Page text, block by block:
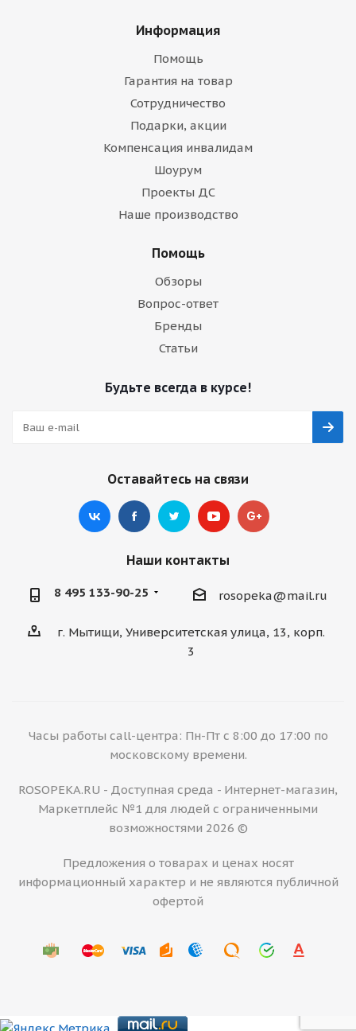
Информация
Помощь
Гарантия на товар
Сотрудничество
Подарки, акции
Компенсация инвалидам
Шоурум
Проекты ДС
Наше производство
Помощь
Обзоры
Вопрос-ответ
Бренды
Статьи
Будьте всегда в курсе!
Оставайтесь на связи
Наши контакты
8 495 133-90-25 rosopeka@mail.ru
г. Мытищи, Университетская улица, 13, корп.
3
Часы работы call-центра: Пн-Пт с 8:00 до 17:00 по
московскому времени.
ROSOPEKA.RU - Доступная среда - Интернет-магазин,
Маркетплейс №1 для людей с ограниченными
возможностями 2026 ©
Предложения о товарах и ценах носят
информационный характер и не являются публичной
офертой